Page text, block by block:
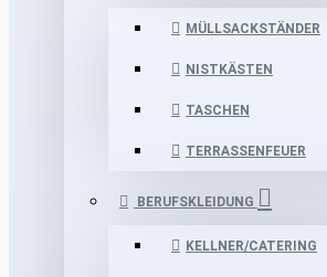
MÜLLSACKSTÄNDER
NISTKÄSTEN
TASCHEN
TERRASSENFEUER
BERUFSKLEIDUNG
KELLNER/CATERING